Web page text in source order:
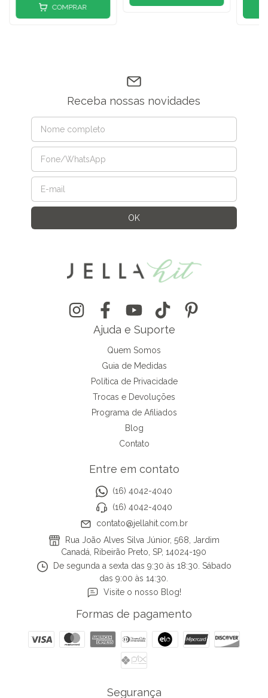
COMPRAR
Receba nossas novidades
Ajuda e Suporte
Quem Somos
Guia de Medidas
Política de Privacidade
Trocas e Devoluções
Programa de Afiliados
Blog
Contato
Entre em contato
(16) 4042-4040
(16) 4042-4040
contato@jellahit.com.br
Rua João Alves Silva Júnior, 568, Jardim
Canadá, Ribeirão Preto, SP, 14024-190
De segunda a sexta das 9:30 às 18:30. Sábado
das 9:00 às 14:30.
Visite o nosso Blog!
Formas de pagamento
Segurança